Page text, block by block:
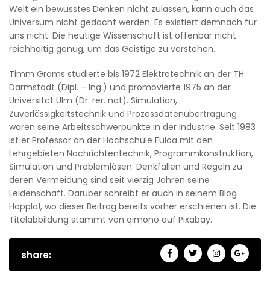
Welt ein bewusstes Denken nicht zulassen, kann auch das
Universum nicht gedacht werden. Es existiert demnach für
uns nicht. Die heutige Wissenschaft ist offenbar nicht
reichhaltig genug, um das Geistige zu verstehen.
Timm Grams studierte bis 1972 Elektrotechnik an der TH
Darmstadt (Dipl. – Ing.) und promovierte 1975 an der
Universität Ulm (Dr. rer. nat). Simulation,
Zuverlässigkeitstechnik und Prozessdatenübertragung
waren seine Arbeitsschwerpunkte in der Industrie. Seit 1983
ist er Professor an der Hochschule Fulda mit den
Lehrgebieten Nachrichtentechnik, Programmkonstruktion,
Simulation und Problemlösen. Denkfallen und Regeln zu
deren Vermeidung sind seit vierzig Jahren seine
Leidenschaft. Darüber schreibt er auch in seinem Blog
Hoppla!, wo dieser Beitrag bereits vorher erschienen ist. Die
Titelabbildung stammt von qimono auf Pixabay.
share: